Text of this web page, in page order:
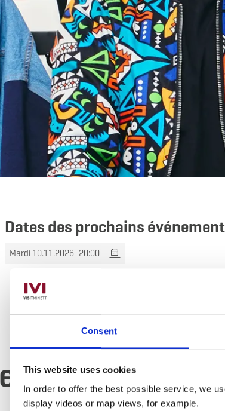
Consent
This website uses cookies
In order to offer the best possible service, we
display videos or map views, for example.
Dates des prochains
Mardi 10.11.2026 20:00